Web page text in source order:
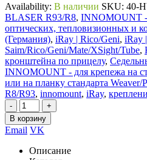
Availability: В наличии SKU: 40-
BLASER R93/R8, INNOMOUNT
оптических, тепловизионных и
(Германия), iRay | Rico/Geni, iRay |
Saim/Rico/Geni/Mate/XSight/Tube,
кронштейна по прицелу,
INNOMOUNT - для крепежа на
или на планку стандарта Weaver/
R8/R93, innomount, iRay,
-
+
В корзину
Email VK
Описание